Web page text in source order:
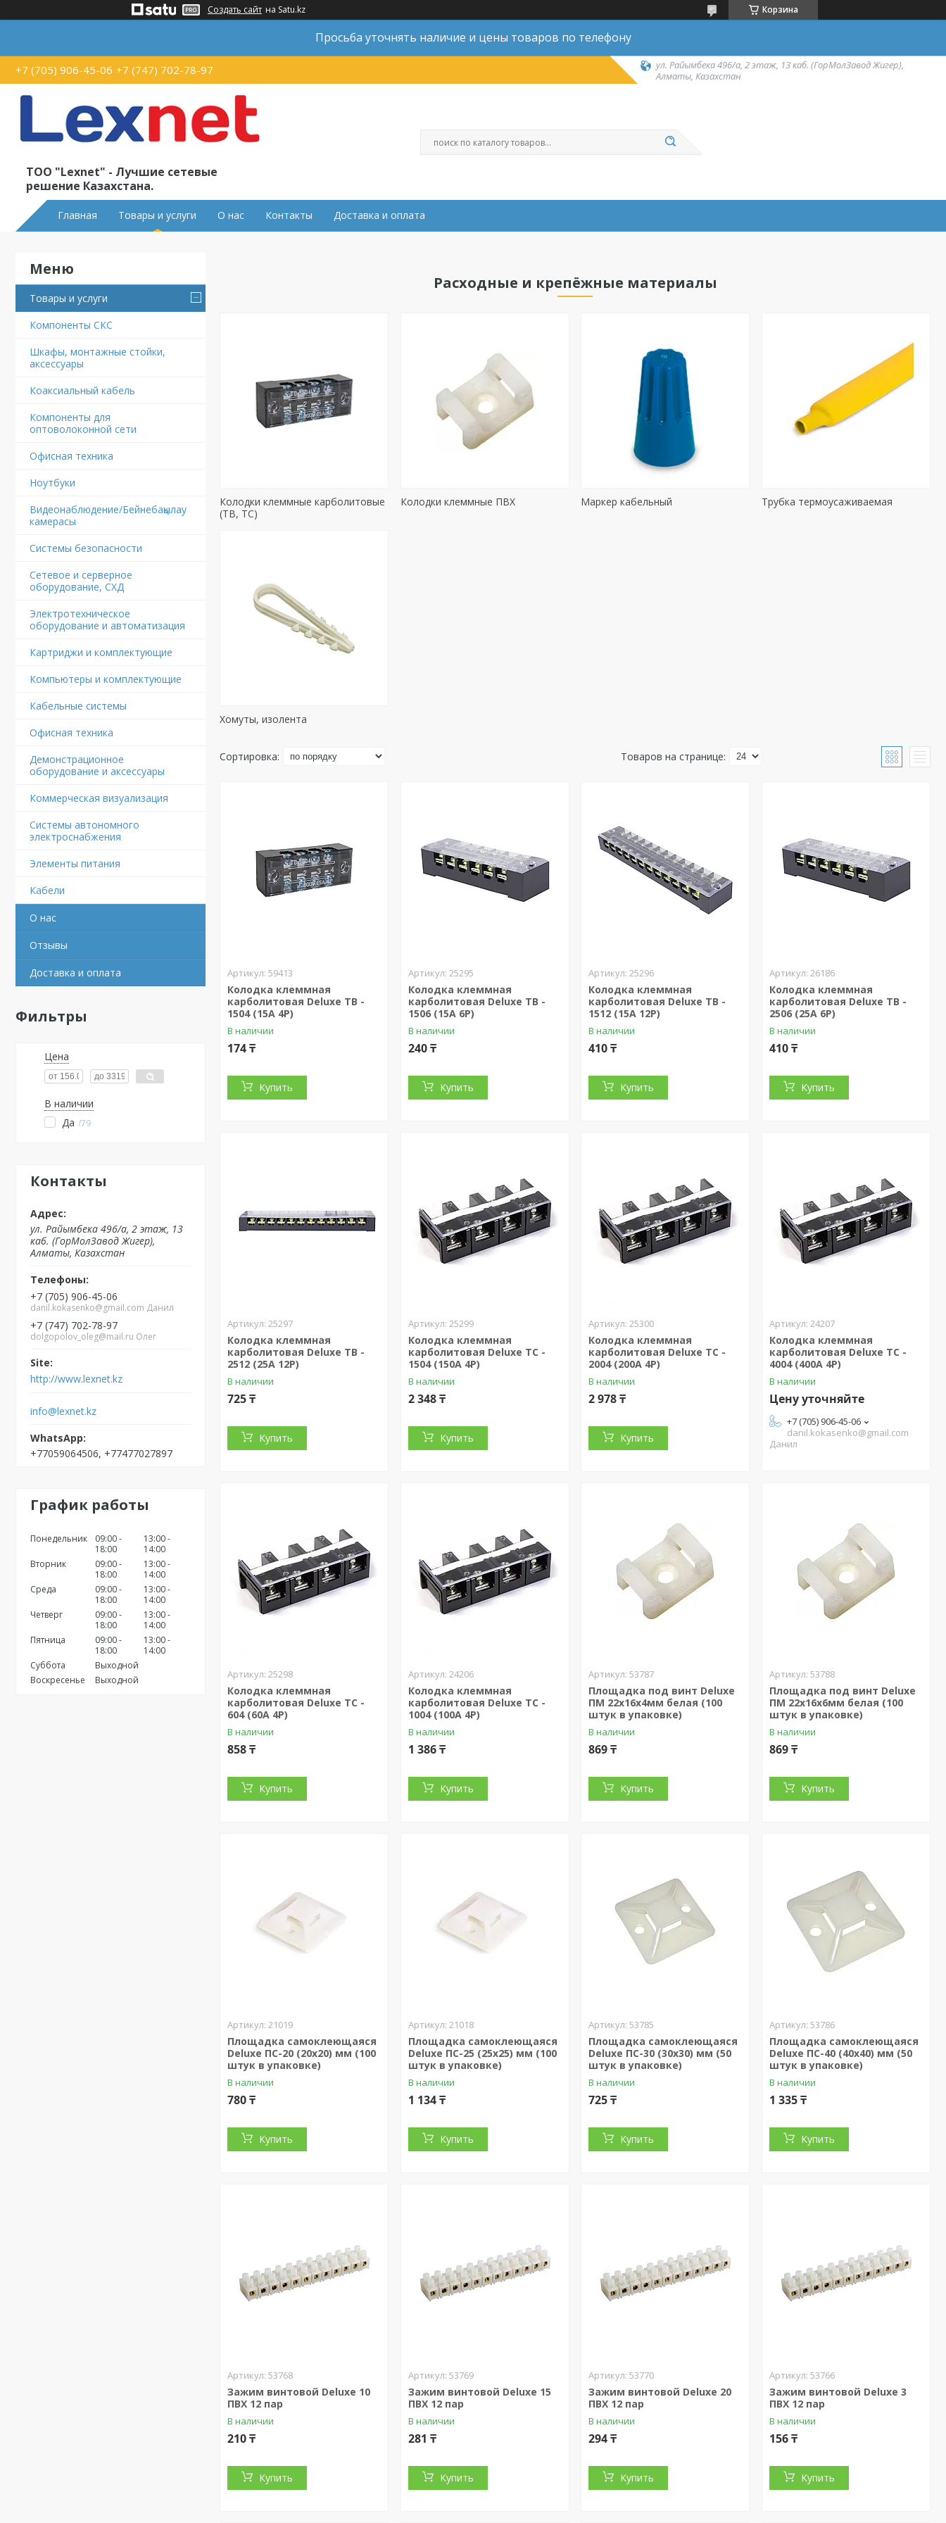
Создать сайт на Satu.kz Корзина
Просьба уточнять наличие и цены товаров по телефону
+7 (705) 906-45-06 +7 (747) 702-78-97
ул. Райымбека 496/а, 2 этаж, 13 каб. (ГорМолЗавод Жигер),
Алматы, Казахстан
ТОО "Lexnet" - Лучшие сетевые
решение Казахстана.
Главная Товары и услуги О нас Контакты Доставка и оплата
Товары и услуги
Компоненты СКС
Шкафы, монтажные стойки,
аксессуары
Коаксиальный кабель
Компоненты для
оптоволоконной сети
Офисная техника
Ноутбуки
Видеонаблюдение/Бейнебақылау
камерасы
Системы безопасности
Сетевое и серверное
оборудование, СХД
Электротехническое
оборудование и автоматизация
Картриджи и комплектующие
Компьютеры и комплектующие
Кабельные системы
Офисная техника
Демонстрационное
оборудование и аксессуары
Коммерческая визуализация
Системы автономного
электроснабжения
Элементы питания
Кабели
О нас
Отзывы
Доставка и оплата
Фильтры
Цена
В наличии
Да 79
Контакты
ул. Райымбека 496/а, 2 этаж, 13
каб. (ГорМолЗавод Жигер),
Алматы, Казахстан
+7 (705) 906-45-06
danil.kokasenko@gmail.com Данил
+7 (747) 702-78-97
dolgopolov_oleg@mail.ru Олег
http://www.lexnet.kz
info@lexnet.kz
+77059064506, +77477027897
График работы
Понедельник
09:00
18:00
13:00
14:00
Вторник
09:00
18:00
13:00
14:00
Среда
09:00
18:00
13:00
14:00
Четверг
09:00
18:00
13:00
14:00
Пятница
09:00
18:00
13:00
14:00
Суббота
Выходной
Воскресенье
Выходной
Расходные и крепёжные материалы
Колодки клеммные карболитовые
(TB, ТС)
Колодки клеммные ПВХ Маркер кабельный Трубка термоусаживаемая
Хомуты, изолента
59413
Колодка клеммная
карболитовая Deluxe TB -
1504 (15A 4P)
В наличии
174 ₸
Купить
25295
Колодка клеммная
карболитовая Deluxe TB -
1506 (15A 6P)
В наличии
240 ₸
Купить
25296
Колодка клеммная
карболитовая Deluxe TB -
1512 (15A 12P)
В наличии
410 ₸
Купить
26186
Колодка клеммная
карболитовая Deluxe TB -
2506 (25A 6P)
В наличии
410 ₸
Купить
25297
Колодка клеммная
карболитовая Deluxe TB -
2512 (25A 12P)
В наличии
725 ₸
Купить
25299
Колодка клеммная
карболитовая Deluxe TС -
1504 (150A 4P)
В наличии
2 348 ₸
Купить
25300
Колодка клеммная
карболитовая Deluxe TС -
2004 (200A 4P)
В наличии
2 978 ₸
Купить
24207
Колодка клеммная
карболитовая Deluxe TС -
4004 (400A 4P)
В наличии
Цену уточняйте
+7 (705) 906-45-06
danil.kokasenko@gmail.com
Данил
25298
Колодка клеммная
карболитовая Deluxe TС -
604 (60A 4P)
В наличии
858 ₸
Купить
24206
Колодка клеммная
карболитовая Deluxe TС -
1004 (100A 4P)
В наличии
1 386 ₸
Купить
53787
Площадка под винт Deluxe
ПМ 22х16х4мм белая (100
штук в упаковке)
В наличии
869 ₸
Купить
53788
Площадка под винт Deluxe
ПМ 22х16х6мм белая (100
штук в упаковке)
В наличии
869 ₸
Купить
21019
Площадка самоклеющаяся
Deluxe ПС-20 (20х20) мм (100
штук в упаковке)
В наличии
780 ₸
Купить
21018
Площадка самоклеющаяся
Deluxe ПС-25 (25х25) мм (100
штук в упаковке)
В наличии
1 134 ₸
Купить
53785
Площадка самоклеющаяся
Deluxe ПС-30 (30х30) мм (50
штук в упаковке)
В наличии
725 ₸
Купить
53786
Площадка самоклеющаяся
Deluxe ПС-40 (40х40) мм (50
штук в упаковке)
В наличии
1 335 ₸
Купить
53768
Зажим винтовой Deluxe 10
ПВХ 12 пар
В наличии
210 ₸
Купить
53769
Зажим винтовой Deluxe 15
ПВХ 12 пар
В наличии
281 ₸
Купить
53770
Зажим винтовой Deluxe 20
ПВХ 12 пар
В наличии
294 ₸
Купить
53766
Зажим винтовой Deluxe 3
ПВХ 12 пар
В наличии
156 ₸
Купить